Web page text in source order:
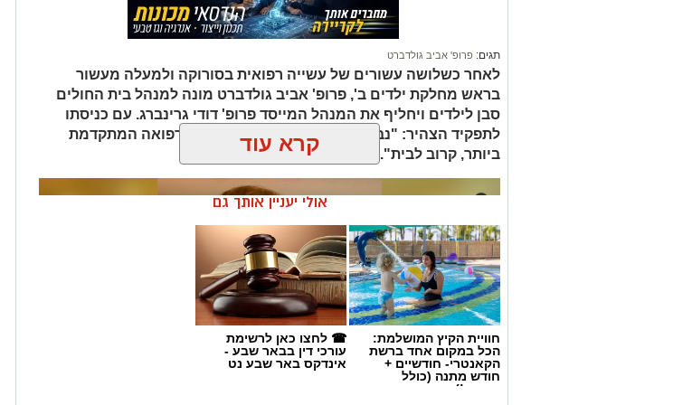
תגים: פרופ' אביב גולדברט
לאחר כשלושה עשורים של עשייה רפואית בסורוקה ולמעלה מעשור
בראש מחלקת ילדים ב', פרופ' אביב גולדברט מונה למנהל בית החולים
סבן לילדים ויחליף את המנהל המייסד פרופ' דודי גרינברג. עם כניסתו
לתפקיד הצהיר: "נבטיח שכל ילד וילדה בנגב יזכו לרפואה המתקדמת
ביותר, קרוב לבית".
קרא עוד
אולי יעניין אותך גם
חוויית הקיץ המושלמת:
הכל במקום אחד ברשת
הקאנטרי- חודשיים +
חודש מתנה (כולל
החגים!)
☎ לחצו כאן לרשימת
עורכי דין בבאר שבע -
אינדקס באר שבע נט